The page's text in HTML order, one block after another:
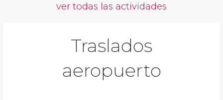
ver todas las actividades
Traslados
aeropuerto